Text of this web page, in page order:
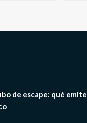
de escape: qué emite